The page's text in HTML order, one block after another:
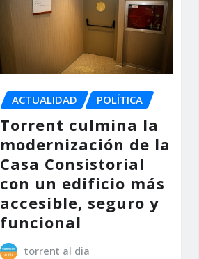
ACTUALIDAD POLÍTICA
Torrent culmina la
modernización de la
Casa Consistorial
con un edificio más
accesible, seguro y
funcional
torrent al dia